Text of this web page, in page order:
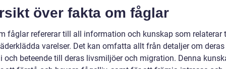
över fakta om fåglar
fåglar refererar till all information och kunskap som relaterar
varelser. Det kan omfatta allt från detaljer om deras
och beteende till deras livsmiljöer och migration. Denna